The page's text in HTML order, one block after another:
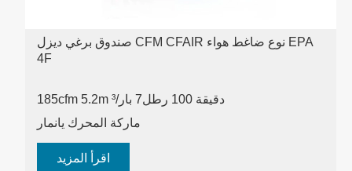
صندوق برغي ديزل CFM CFAIR نوع ضاغط هواء EPA
4F
185cfm 5.2m ³/دقيقة 100 رطل
7 بار
ماركة المحرك يانمار
اقرأ المزيد